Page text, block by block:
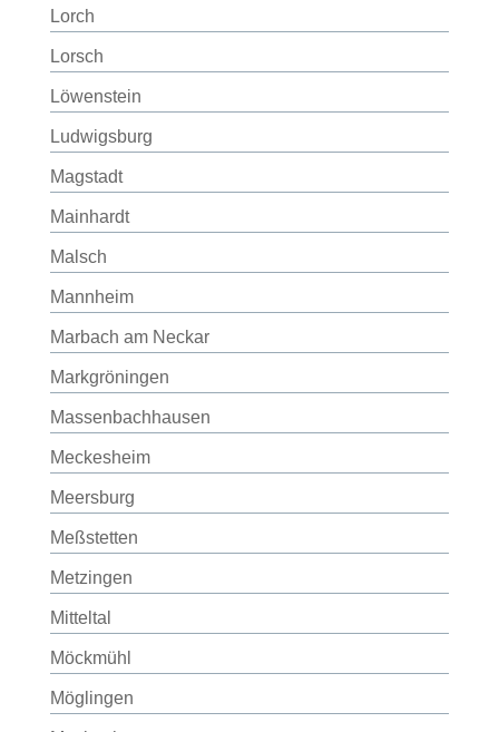
Lorch
Lorsch
Löwenstein
Ludwigsburg
Magstadt
Mainhardt
Malsch
Mannheim
Marbach am Neckar
Markgröningen
Massenbachhausen
Meckesheim
Meersburg
Meßstetten
Metzingen
Mitteltal
Möckmühl
Möglingen